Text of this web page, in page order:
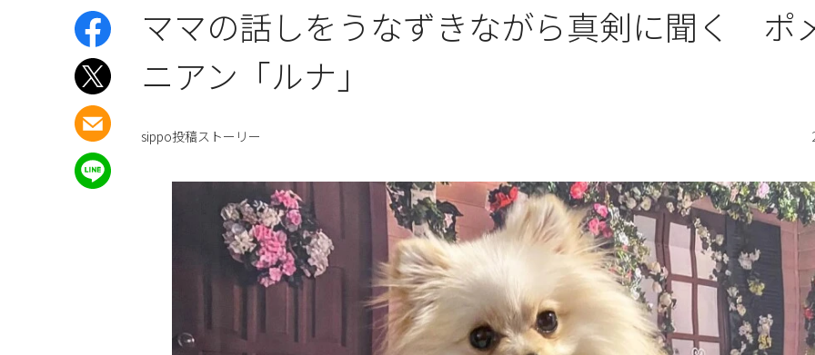
ママの話しをうなずきながら真剣に聞く ポ
ニアン「ルナ」
sippo投稿ストーリー